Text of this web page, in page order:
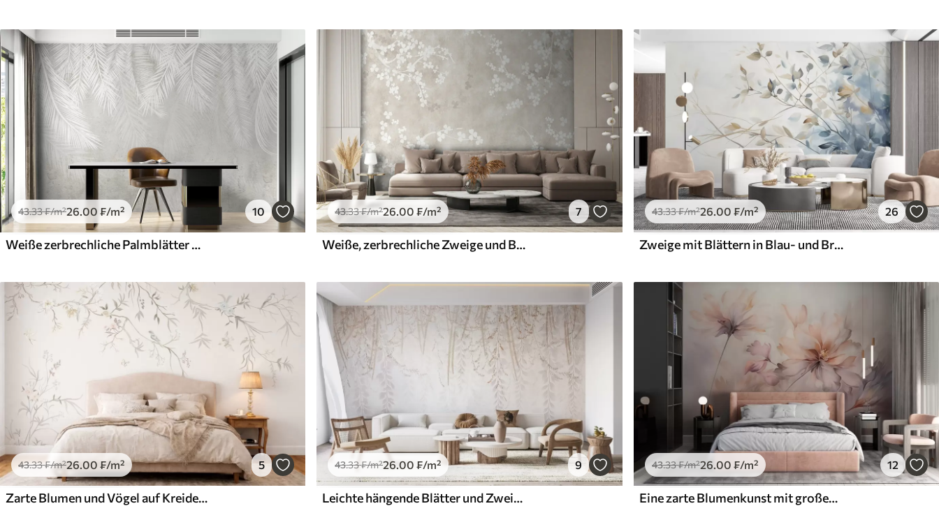
43.33₣/m²26.00 ₣/m² 10
Weiße zerbrechliche Palmblätter mit Grunge-Textur
43.33₣/m²26.00 ₣/m² 7
Weiße, zerbrechliche Zweige und Blüten
43.33₣/m²26.00 ₣/m² 26
Zweige mit Blättern in Blau- und Brauntönen, heller Hintergrund, weich und zart, Aquarellstil
43.33₣/m²26.00 ₣/m² 5
Zarte Blumen und Vögel auf Kreidehintergrund
43.33₣/m²26 .00 ₣/m² 9
Leichte hängende Blätter und Zweige in Beigetönen
43.33₣/m²26 .00 ₣/m² 12
Eine zarte Blumenkunst mit großen pastellfarbenen Blumen mit durchscheinenden Blütenblättern, weichen Stielen und einem sanften, diffusen Hintergrund